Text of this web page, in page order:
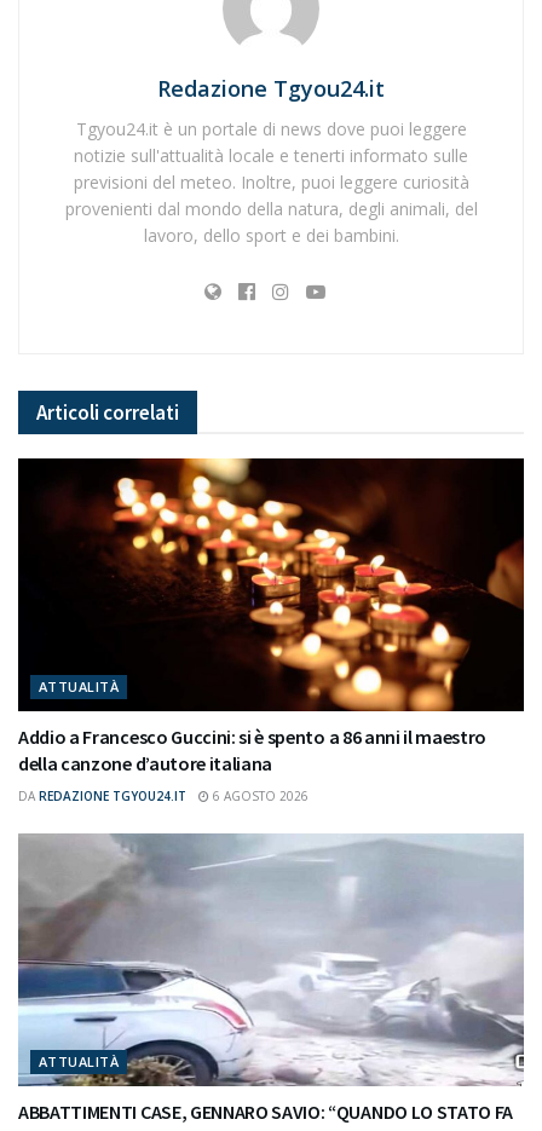
Redazione Tgyou24.it
Tgyou24.it è un portale di news dove puoi leggere
notizie sull'attualità locale e tenerti informato sulle
previsioni del meteo. Inoltre, puoi leggere curiosità
provenienti dal mondo della natura, degli animali, del
lavoro, dello sport e dei bambini.
Articoli correlati
ATTUALITÀ
Addio a Francesco Guccini: si è spento a 86 anni il maestro
della canzone d’autore italiana
DA REDAZIONE TGYOU24.IT 6 AGOSTO 2026
ATTUALITÀ
ABBATTIMENTI CASE, GENNARO SAVIO: “QUANDO LO STATO FA